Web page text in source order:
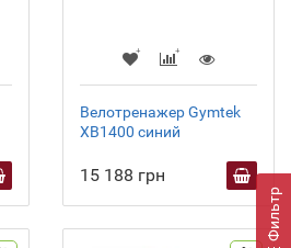
Фильтр
Велотренажер Gymtek
XB1400 синий
15 188 грн